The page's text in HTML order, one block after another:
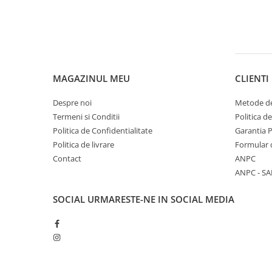
Hidroizolatii si accesorii
Manere usa
Silicon, spume si solutii tehnice
Accesorii si piese de schimb
MAGAZINUL MEU
Despre noi
Termeni si Conditii
Politica de Confidentialitate
Politica de livrare
Contact
CLIENTI
Metode
Politica
Garantia
Formular
ANPC
ANPC -
SOCIAL URMARESTE-NE IN SOCIAL MEDIA